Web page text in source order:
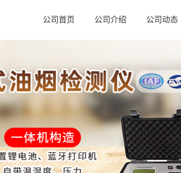
公司首页 公司介绍 公司动态